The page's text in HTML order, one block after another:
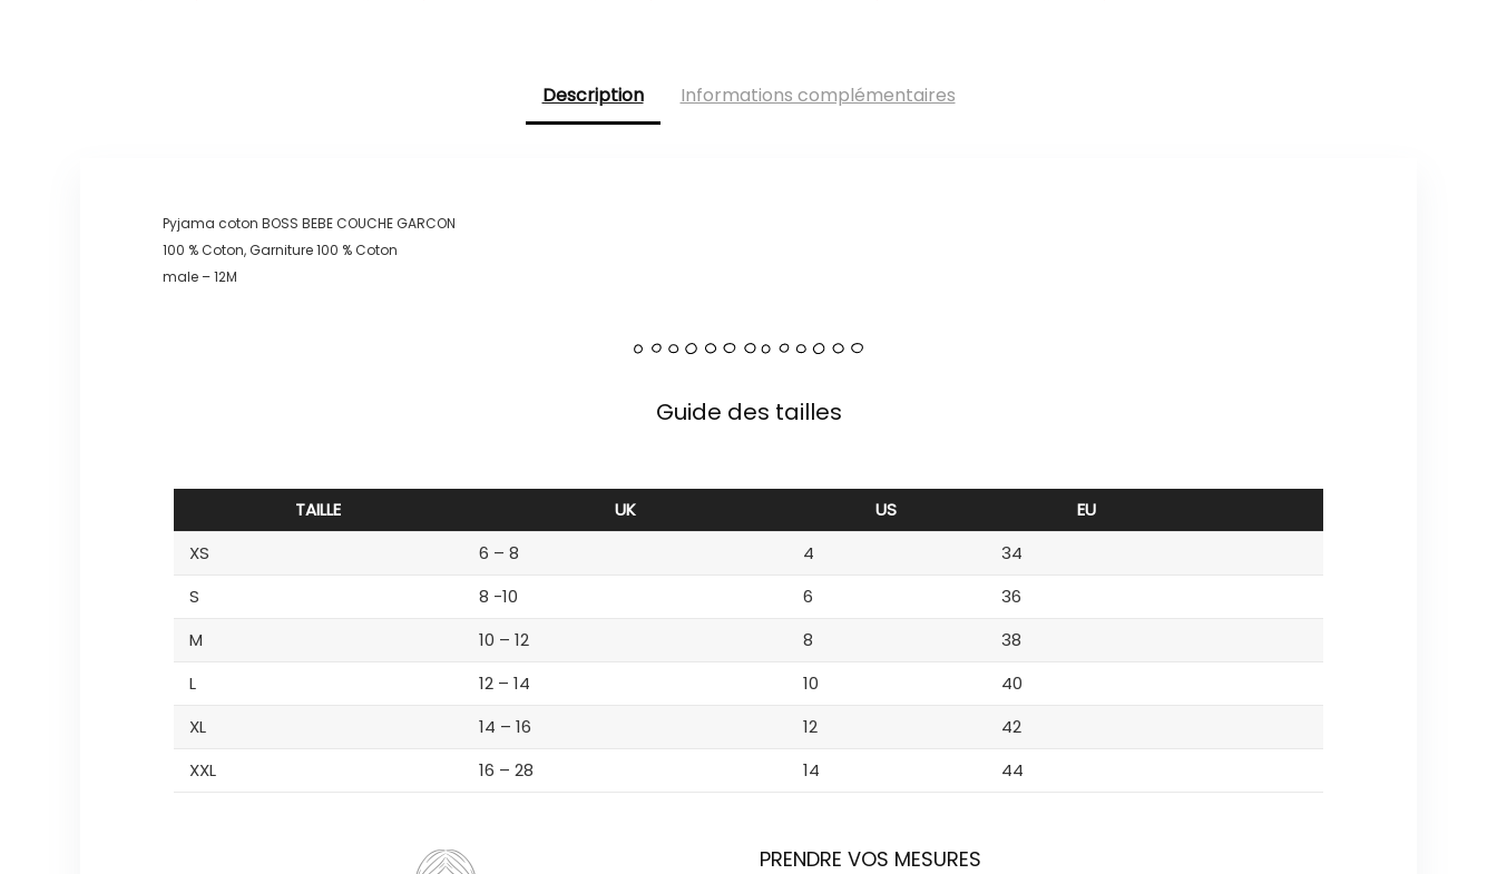
Description Informations complémentaires
Pyjama coton BOSS BEBE COUCHE GARCON
100 % Coton, Garniture 100 % Coton
male – 12M
Guide des tailles
TAILLE UK US
EU
XS
6 – 8 4
34
S
8 -10 6
36
M
10 – 12 8
38
L
12 – 14 10
40
XL
14 – 16 12
42
XXL
16 – 28 14 44
PRENDRE VOS MESURES